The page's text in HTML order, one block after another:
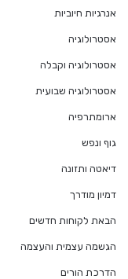
אנרגיות חיוביות
אסטרולוגיה
אסטרולוגיה וקבלה
אסטרולוגיה שבועית
ארומתרפיה
גוף ונפש
דיאטה ותזונה
דמיון מודרך
הבאת לקוחות חדשים
הגשמה עצמית והעצמה
הדרכת הורים